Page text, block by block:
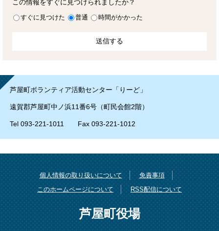
この情報をすぐに見つけられましたか？
すぐに見つけた 普通 時間がかかった
芦屋町ボランティア活動センター「りーど」
遠賀郡芦屋町中ノ浜11番6号（町民会館2階）
Tel 093-221-1011 Fax 093-221-1012
個人情報の取り扱いについて
免責事項
このホームページについて
RSS配信について
芦屋町役場